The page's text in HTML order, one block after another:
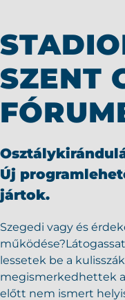
SZENT
Új
jártok.
Szegedi vagy és
működése?
lessetek be a
megismerkedhettek
előtt nem ismert